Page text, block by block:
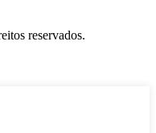
reservados.